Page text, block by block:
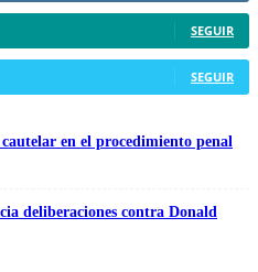
SEGUIR
SEGUIR
en el procedimiento penal
deliberaciones contra Donald